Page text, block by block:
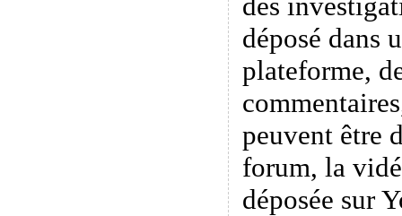
déposé dans
plateforme,
peuvent être
forum, la
déposée sur